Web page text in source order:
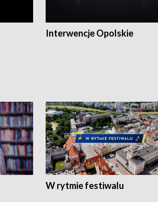
Interwencje Opolskie
W rytmie festiwalu